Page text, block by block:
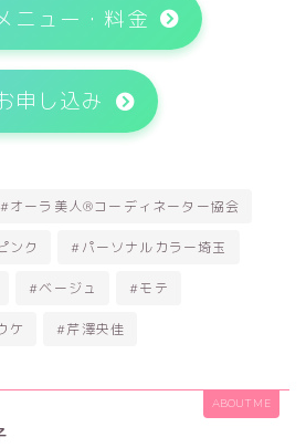
ニュー・料金
申し込み
#オーラ美人®コーディネーター協会
ンク #パーソナルカラー埼玉
#ベージュ #モテ
ケ #芹澤央佳
ABOUT ME